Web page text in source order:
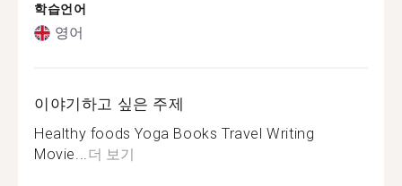
학습언어
영어
이야기하고 싶은 주제
Healthy foods Yoga Books Travel Writing
Movie...더 보기